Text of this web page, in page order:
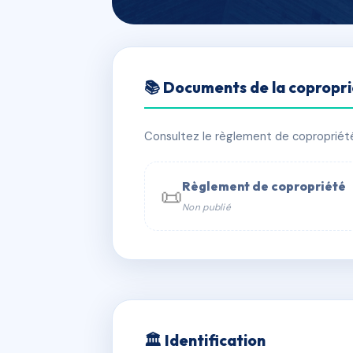
LE GAI LOGIS
📍 LE GAI LOGIS 20 AVENUE
📞 Contacter Syndic Digital
📚 Documents de la
Consultez le règlement de
📜Règlement de copropriété
Non publié
🏛 Identification